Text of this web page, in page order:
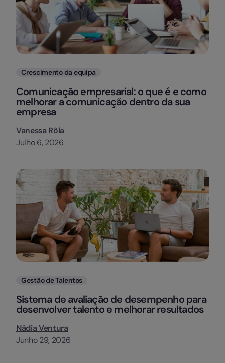
Categorias
Crescimento da equipa
Comunicação empresarial: o que é e como
melhorar a comunicação dentro da sua
empresa
Vanessa Rôla
Julho 6, 2026
Categorias
Gestão de Talentos
Sistema de avaliação de desempenho para
desenvolver talento e melhorar resultados
Nádia Ventura
Junho 29, 2026